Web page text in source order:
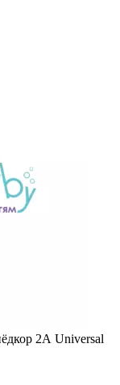
2А Universal